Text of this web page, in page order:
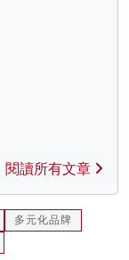
閱讀所有文章
多元化品牌